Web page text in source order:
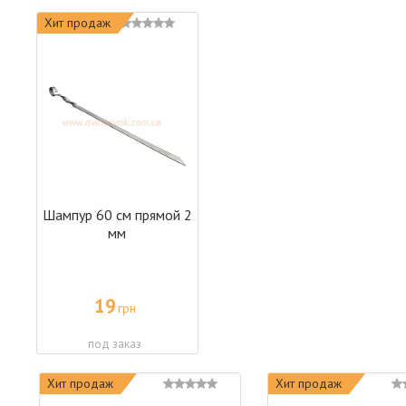
Хит продаж
Шампур 60 см прямой 2
мм
19грн
под заказ
Хит продаж Хит продаж